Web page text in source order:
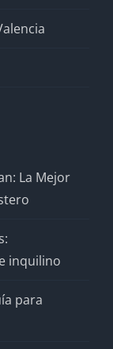
La Mejor
inquilino
para